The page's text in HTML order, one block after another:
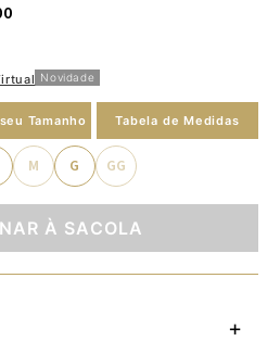
Novidade
Tamanho Tabela de Medidas
M G GG
À SACOLA